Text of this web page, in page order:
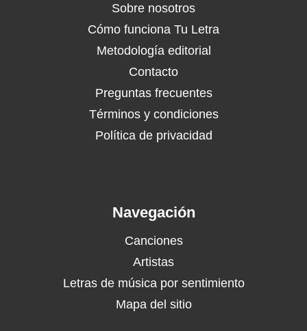
Sobre nosotros
Cómo funciona Tu Letra
Metodología editorial
Contacto
Preguntas frecuentes
Términos y condiciones
Política de privacidad
Navegación
Canciones
Artistas
Letras de música por sentimiento
Mapa del sitio